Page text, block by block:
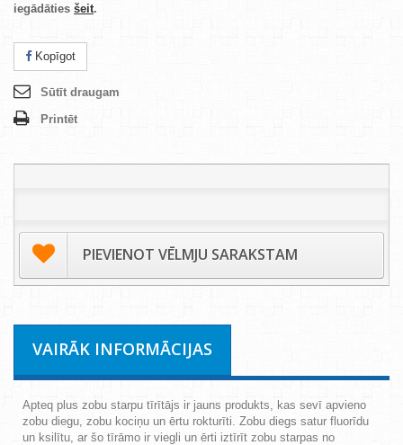
iegādāties šeit.
Kopīgot
Sūtīt draugam
Printēt
PIEVIENOT VĒLMJU SARAKSTAM
VAIRĀK INFORMĀCIJAS
Apteq plus zobu starpu tīrītājs ir jauns produkts, kas sevī apvieno
zobu diegu, zobu kociņu un ērtu rokturīti. Zobu diegs satur fluorīdu
un ksilītu, ar šo tīrāmo ir viegli un ērti iztīrīt zobu starpas no